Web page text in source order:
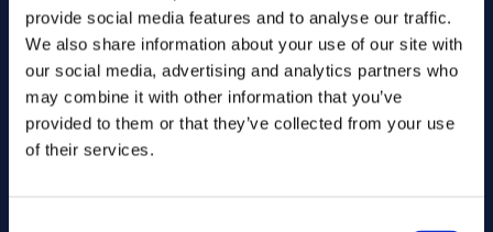
provide social media features and to analyse our traffic.
We also share information about your use of our site with
our social media, advertising and analytics partners who
may combine it with other information that you’ve
provided to them or that they’ve collected from your use
of their services.
Ditt meddelande